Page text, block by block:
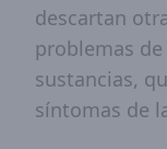
descartan
problemas
sustancias,
síntomas de